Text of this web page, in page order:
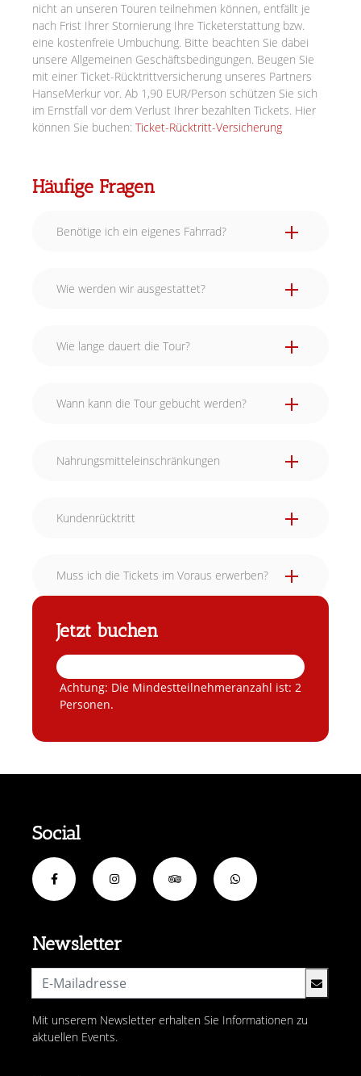
nicht an unseren Touren teilnehmen können, entfällt je
nach Frist Ihrer Stornierung Ihre Ticketerstattung bzw.
eine kostenfreie Umbuchung. Bitte beachten Sie dabei
unsere Allgemeinen Geschäftsbedingungen. Beugen Sie
mit einer Ticket-Rücktrittversicherung unseres Partners
HanseMerkur vor. Ab 1,90 EUR/Person schützen Sie sich
im Ernstfall vor dem Verlust Ihrer bezahlten Tickets. Hier
können Sie buchen: Ticket-Rücktritt-Versicherung
Häufige Fragen
Benötige ich ein eigenes Fahrrad?
Wie werden wir ausgestattet?
Wie lange dauert die Tour?
Wann kann die Tour gebucht werden?
Nahrungsmitteleinschränkungen
Kundenrücktritt
Muss ich die Tickets im Voraus erwerben?
Jetzt buchen
Achtung: Die Mindestteilnehmeranzahl ist: 2
Personen.
Newsletter
Mit unserem Newsletter erhalten Sie Informationen zu
aktuellen Events.
Social